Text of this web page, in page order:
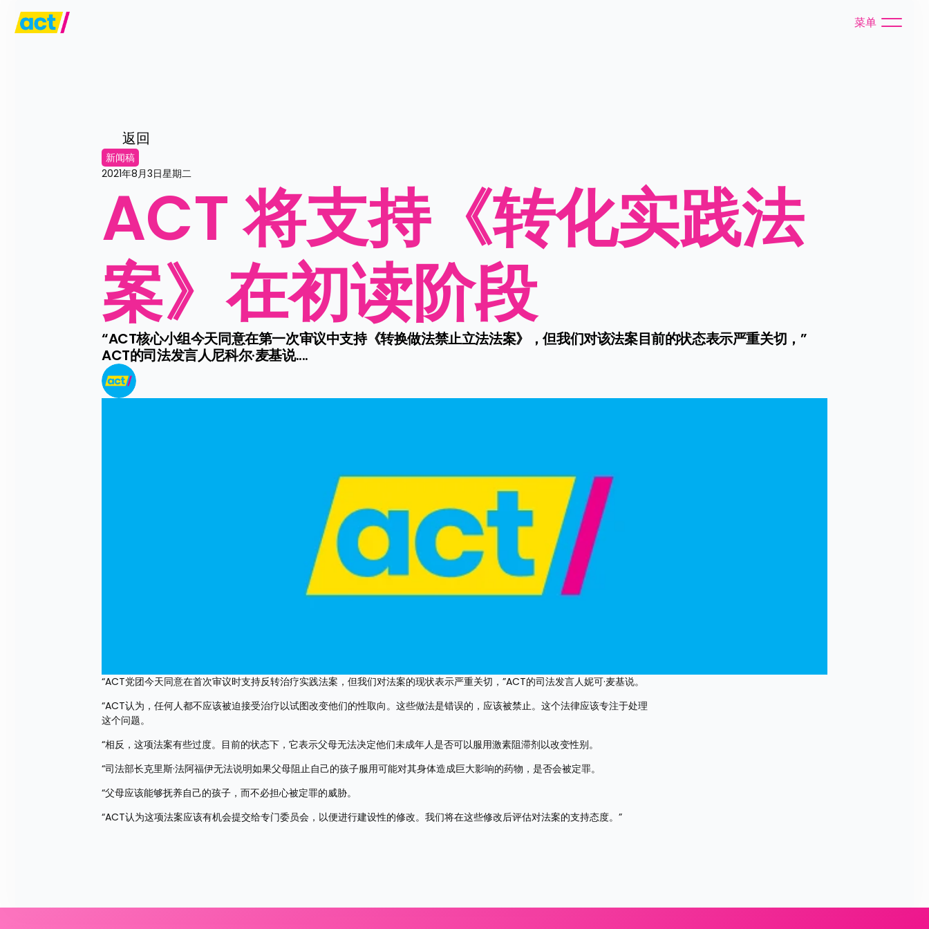
菜单
返回
新闻稿
2021年8月3日星期二
ACT 将支持《转化实践法
案》在初读阶段
“ACT核心小组今天同意在第一次审议中支持《转换做法禁止立法法案》，但我们对该法案目前的状态表示严重关切，”
ACT的司法发言人尼科尔·麦基说....
“ACT党团今天同意在首次审议时支持反转治疗实践法案，但我们对法案的现状表示严重关切，”ACT的司法发言人妮可·麦基说。
“ACT认为，任何人都不应该被迫接受治疗以试图改变他们的性取向。这些做法是错误的，应该被禁止。这个法律应该专注于处理
这个问题。
“相反，这项法案有些过度。目前的状态下，它表示父母无法决定他们未成年人是否可以服用激素阻滞剂以改变性别。
“司法部长克里斯·法阿福伊无法说明如果父母阻止自己的孩子服用可能对其身体造成巨大影响的药物，是否会被定罪。
“父母应该能够抚养自己的孩子，而不必担心被定罪的威胁。
“ACT认为这项法案应该有机会提交给专门委员会，以便进行建设性的修改。我们将在这些修改后评估对法案的支持态度。”